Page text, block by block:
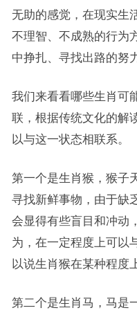
无助的感觉，在现实生
不理智、不成熟的行为
中挣扎、寻找出路的努
我们来看看哪些生肖可
联，根据传统文化的解
以与这一状态相联系。
第一个是生肖猴，猴子
寻找新鲜事物，由于缺
会显得有些盲目和冲动
为，在一定程度上可以
以说生肖猴在某种程度
第二个是生肖马，马是